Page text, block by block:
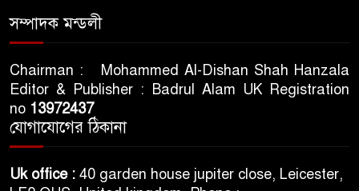
ভারতের স্বাধীনতা দিবসকে ‘ইন্ডিয়া
দুর্বল হয়েছে: ওয়াংচুক
সম্পাদক মন্ডলী
Chairman : Mohammed Al-Dishan Shah Hanzala
Editor & Publisher : Badrul Alam UK Registration
no 13972437
যোগাযোগের ঠিকানা
Uk office : 40 garden house jupiter close, Leicester,